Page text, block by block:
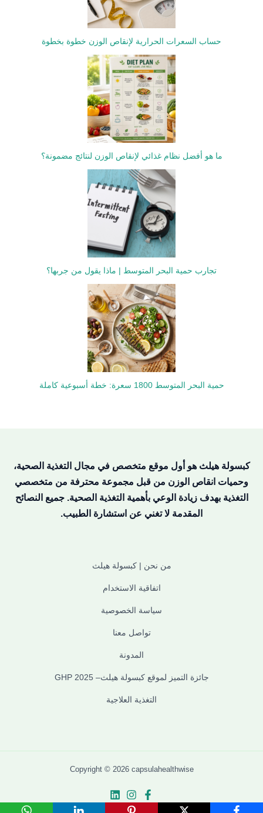
حساب السعرات الحرارية لإنقاص الوزن خطوة بخطوة
ما هو أفضل نظام غذائي لإنقاص الوزن لنتائج مضمونة؟
تجارب حمية البحر المتوسط | ماذا يقول من جربها؟
حمية البحر المتوسط 1800 سعرة: خطة أسبوعية كاملة
كبسولة هيلث هو أول موقع متخصص في مجال التغذية الصحية،
وحميات انقاص الوزن من قبل مجموعة محترفة من متخصصي
التغذية بهدف زيادة الوعي بأهمية التغذية الصحية. جميع النصائح
المقدمة لا تغني عن استشارة الطبيب.
من نحن | كبسولة هيلث
اتفاقية الاستخدام
سياسة الخصوصية
تواصل معنا
المدونة
جائزة التميز لموقع كبسولة هيلث– GHP 2025
التغذية العلاجية
Copyright © 2026 capsulahealthwise